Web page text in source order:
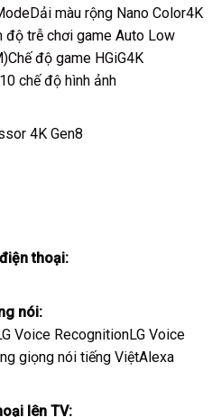
Dải màu rộng Nano Color4K
độ trễ chơi game Auto Low
Chế độ game HGiG4K
chế độ hình ảnh
4K Gen8
thoại:
nói:
Voice RecognitionLG Voice
giọng nói tiếng ViệtAlexa
lên TV: